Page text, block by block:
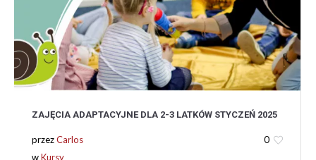
ZAJĘCIA ADAPTACYJNE DLA 2-3 LATKÓW STYCZEŃ 2025
0
przezCarlos
wKursy